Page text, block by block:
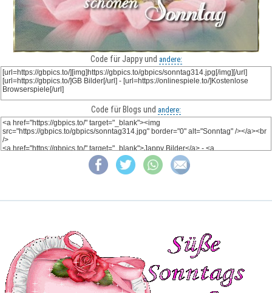
Code für Jappy und andere:
Code für Blogs und andere: